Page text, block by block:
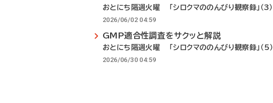
おとにち隔週火曜 「シロクマののんびり観察録」（3）
2026/06/02 04:59
GMP適合性調査をサクッと解説
おとにち隔週火曜 「シロクマののんびり観察録」（5）
2026/06/30 04:59